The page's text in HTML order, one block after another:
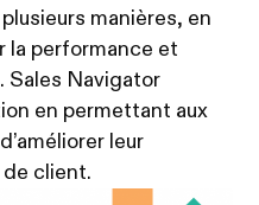
manières, en
la performance et
Sales Navigator
en permettant aux
leur
client.